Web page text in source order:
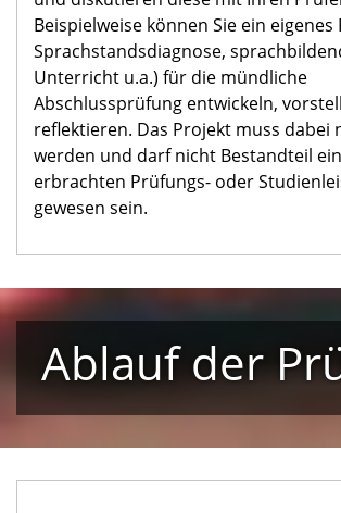
Beispielweise können Sie ein eigenes
Sprachstandsdiagnose,
Unterricht u.a.) für die mündliche
Abschlussprüfung entwickeln,
reflektieren. Das Projekt muss dabei
werden und darf nicht Bestandteil
erbrachten Prüfungs- oder
gewesen sein.
Ablauf der